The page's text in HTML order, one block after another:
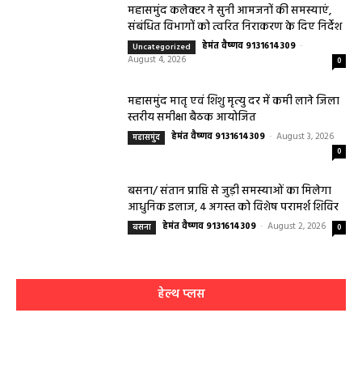
महासमुंद कलेक्टर ने सुनी आमजनों की समस्याएं,
संबंधित विभागों को त्वरित निराकरण के दिए निर्देश
Uncategorized हेमंत वैष्णव 9131614309 -
August 4, 2026
0
महासमुंद मातृ एवं शिशु मृत्यु दर में कमी लाने जिला
स्तरीय समीक्षा बैठक आयोजित
महासमुंद हेमंत वैष्णव 9131614309 - August 3, 2026
0
बसना/ संतान प्राप्ति से जुड़ी समस्याओं का मिलेगा
आधुनिक इलाज, 4 अगस्त को विशेष परामर्श शिविर
बसना हेमंत वैष्णव 9131614309 - August 2, 2026 0
हेल्थ प्लस